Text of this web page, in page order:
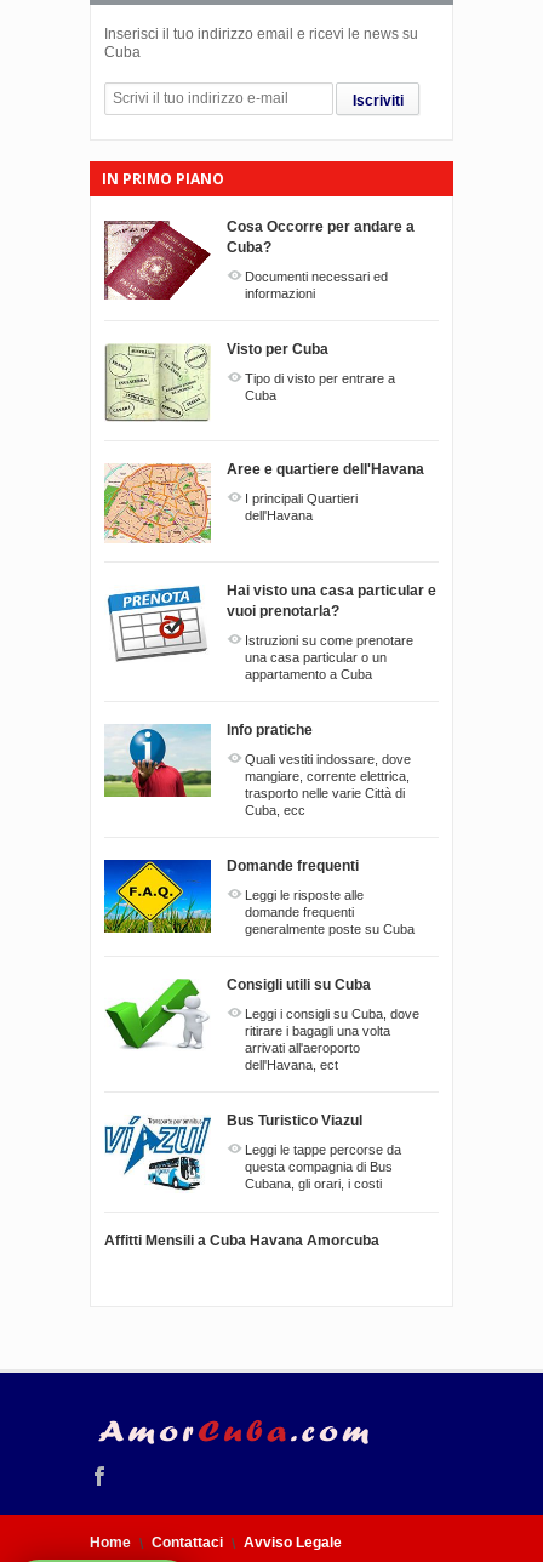
Inserisci il tuo indirizzo email e ricevi le news su
Cuba
Iscriviti
IN PRIMO PIANO
Cosa Occorre per andare a
Cuba?
Documenti necessari ed
informazioni
Visto per Cuba
Tipo di visto per entrare a
Cuba
Aree e quartiere dell'Havana
I principali Quartieri
dell'Havana
Hai visto una casa particular e
vuoi prenotarla?
Istruzioni su come prenotare
una casa particular o un
appartamento a Cuba
Info pratiche
Quali vestiti indossare, dove
mangiare, corrente elettrica,
trasporto nelle varie Città di
Cuba, ecc
Domande frequenti
Leggi le risposte alle
domande frequenti
generalmente poste su Cuba
Consigli utili su Cuba
Leggi i consigli su Cuba, dove
ritirare i bagagli una volta
arrivati all'aeroporto
dell'Havana, ect
Bus Turistico Viazul
Leggi le tappe percorse da
questa compagnia di Bus
Cubana, gli orari, i costi
Affitti Mensili a Cuba Havana Amorcuba
Home Contattaci Avviso Legale